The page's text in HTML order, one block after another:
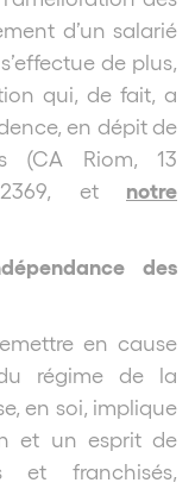
d’un salarié
de plus,
qui, de fait, a
en dépit de
(CA Riom, 13
et notre
des
en cause
régime de la
en soi, implique
et un esprit de
et franchisés,